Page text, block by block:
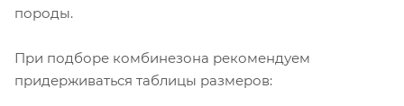
породы.
При подборе комбинезона рекомендуем
придерживаться таблицы размеров: